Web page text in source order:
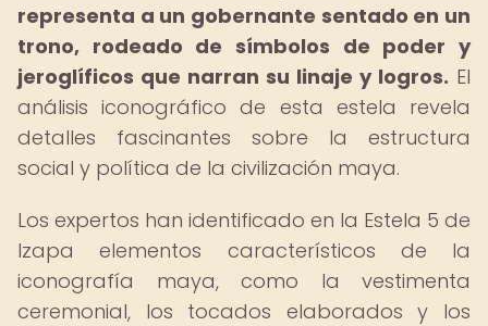
representa a un gobernante sentado en un
trono, rodeado de símbolos de poder y
jeroglíficos que narran su linaje y logros. El
análisis iconográfico de esta estela revela
detalles fascinantes sobre la estructura
social y política de la civilización maya.
Los expertos han identificado en la Estela 5 de
Izapa elementos característicos de la
iconografía maya, como la vestimenta
ceremonial, los tocados elaborados y los